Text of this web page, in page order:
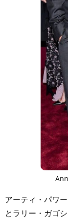
アーティ・パワ
とラリー・ガゴ